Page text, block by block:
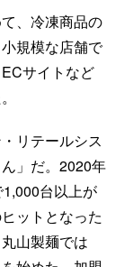
、冷凍商品の
規模な店舗で
サイトなど
リテールシス
」だ。2020年
台以上が
ットとなった
山製麺では